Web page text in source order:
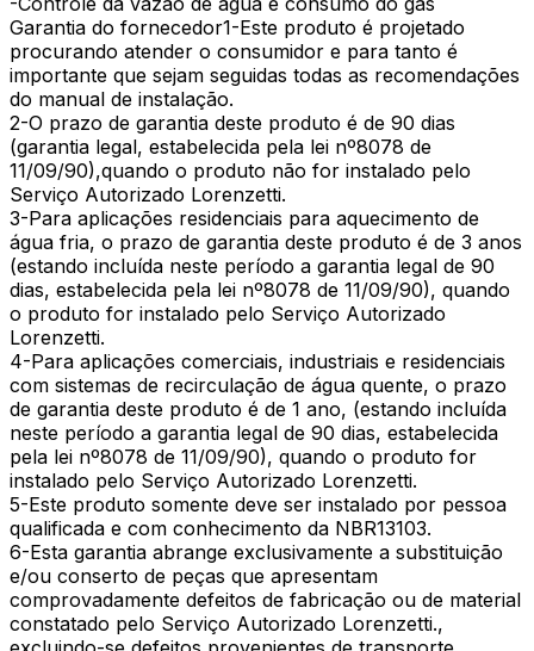
Garantia do fornecedor1-Este produto é projetado
procurando atender o consumidor e para tanto é
importante que sejam seguidas todas as recomendações
do manual de instalação.
2-O prazo de garantia deste produto é de 90 dias
(garantia legal, estabelecida pela lei nº8078 de
11/09/90),quando o produto não for instalado pelo
Serviço Autorizado Lorenzetti.
3-Para aplicações residenciais para aquecimento de
água fria, o prazo de garantia deste produto é de 3 anos
(estando incluída neste período a garantia legal de 90
dias, estabelecida pela lei nº8078 de 11/09/90), quando
o produto for instalado pelo Serviço Autorizado
Lorenzetti.
4-Para aplicações comerciais, industriais e residenciais
com sistemas de recirculação de água quente, o prazo
de garantia deste produto é de 1 ano, (estando incluída
neste período a garantia legal de 90 dias, estabelecida
pela lei nº8078 de 11/09/90), quando o produto for
instalado pelo Serviço Autorizado Lorenzetti.
5-Este produto somente deve ser instalado por pessoa
qualificada e com conhecimento da NBR13103.
6-Esta garantia abrange exclusivamente a substituição
e/ou conserto de peças que apresentam
comprovadamente defeitos de fabricação ou de material
constatado pelo Serviço Autorizado Lorenzetti.,